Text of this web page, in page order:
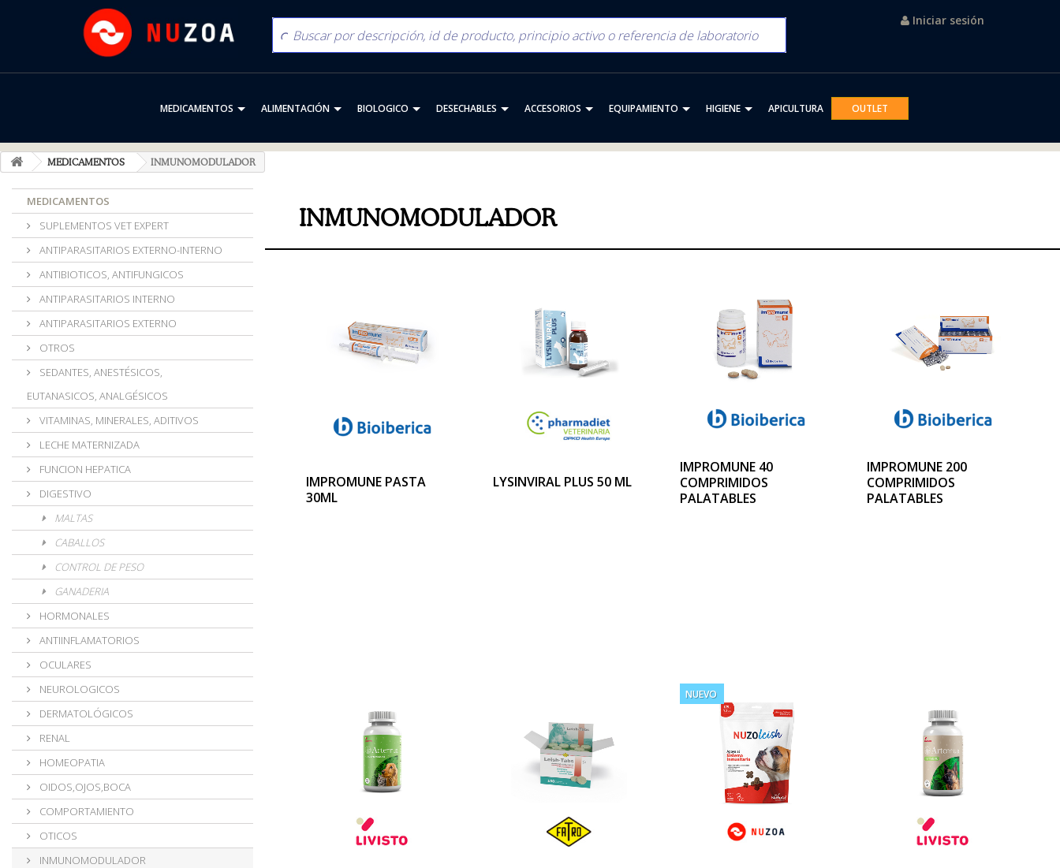
Iniciar sesión
MEDICAMENTOS ALIMENTACIÓN BIOLOGICO DESECHABLES ACCESORIOS EQUIPAMIENTO HIGIENE APICULTURA OUTLET
MEDICAMENTOS INMUNOMODULADOR
MEDICAMENTOS
SUPLEMENTOS VET EXPERT
ANTIPARASITARIOS EXTERNO-INTERNO
ANTIBIOTICOS, ANTIFUNGICOS
ANTIPARASITARIOS INTERNO
ANTIPARASITARIOS EXTERNO
OTROS
SEDANTES, ANESTÉSICOS,
EUTANASICOS, ANALGÉSICOS
VITAMINAS, MINERALES, ADITIVOS
LECHE MATERNIZADA
FUNCION HEPATICA
DIGESTIVO
MALTAS
CABALLOS
CONTROL DE PESO
GANADERIA
HORMONALES
ANTIINFLAMATORIOS
OCULARES
NEUROLOGICOS
DERMATOLÓGICOS
RENAL
HOMEOPATIA
OIDOS,OJOS,BOCA
COMPORTAMIENTO
OTICOS
INMUNOMODULADOR
INMUNOMODULADOR
IMPROMUNE PASTA
30ML
LYSINVIRAL PLUS 50 ML
IMPROMUNE 40
COMPRIMIDOS
PALATABLES
IMPROMUNE 200
COMPRIMIDOS
PALATABLES
NUEVO